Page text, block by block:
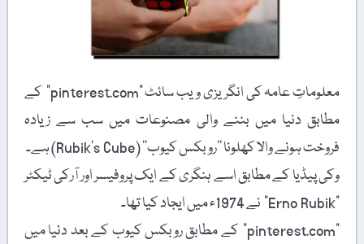
معلوماتِ عامہ کی انگریزی ویب سائٹ "pinterest.com” کے
مطابق دنیا میں بننے والی مصنوعات میں سب سے زیادہ
فروخت ہونے والا کھلونا ’’روبکس کیوب‘‘ (Rubik’s Cube) ہے۔
وکی پیڈیا کے مطابق اسے ہنگری کے ایک پروفیسر اور آرکی ٹیکٹر
"Erno Rubik” نے 1974ء میں ایجاد کیا تھا۔
"pinterest.com” کے مطابق روبکس کیوب کے بعد دنیا میں